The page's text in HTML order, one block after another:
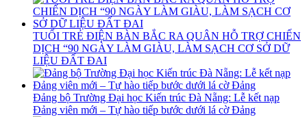
TUỔI TRẺ ĐIỆN BÀN BẮC RA QUÂN HỖ TRỢ CHIẾN
DỊCH “90 NGÀY LÀM GIÀU, LÀM SẠCH CƠ SỞ DỮ
LIỆU ĐẤT ĐAI
Đảng bộ Trường Đại học Kiến trúc Đà Nẵng: Lễ kết nạp
Đảng viên mới – Tự hào tiếp bước dưới lá cờ Đảng